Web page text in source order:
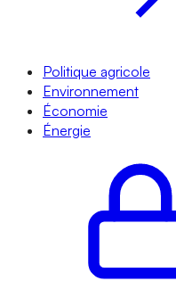
Politique agricole
Environnement
Économie
Énergie